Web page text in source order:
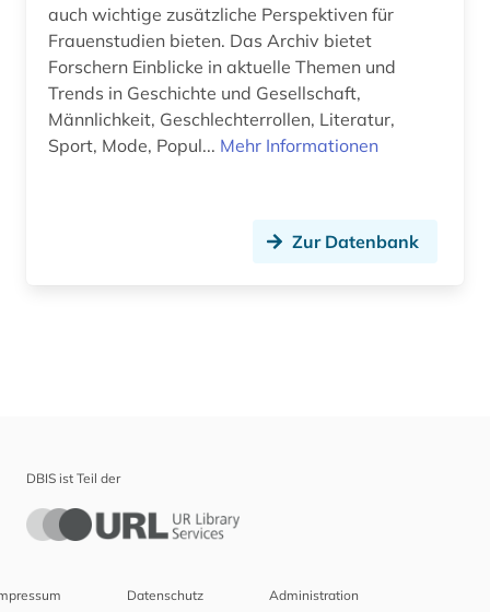
auch wichtige zusätzliche Perspektiven für
Frauenstudien bieten. Das Archiv bietet
Forschern Einblicke in aktuelle Themen und
Trends in Geschichte und Gesellschaft,
Männlichkeit, Geschlechterrollen, Literatur,
Sport, Mode, Popul... Mehr Informationen
Zur Datenbank
DBIS ist Teil der
Datenschutz Administration